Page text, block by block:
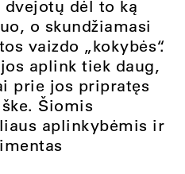
dėl to ką
o skundžiamasi
vaizdo „kokybės“.
aplink tiek daug,
prie jos pripratęs
Šiomis
aplinkybėmis ir